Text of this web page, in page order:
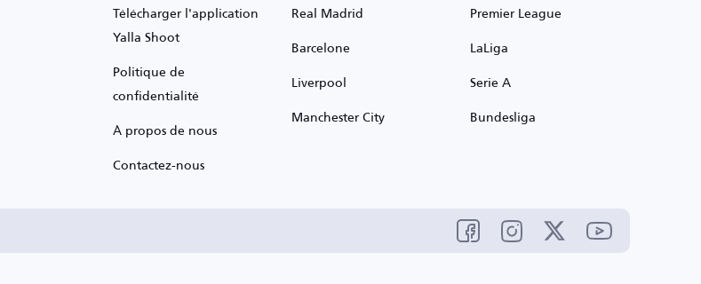
Télécharger l'application
Yalla Shoot
Politique de
confidentialité
À propos de nous
Contactez-nous
Real Madrid
Barcelone
Liverpool
Manchester City
Premier League
LaLiga
Serie A
Bundesliga